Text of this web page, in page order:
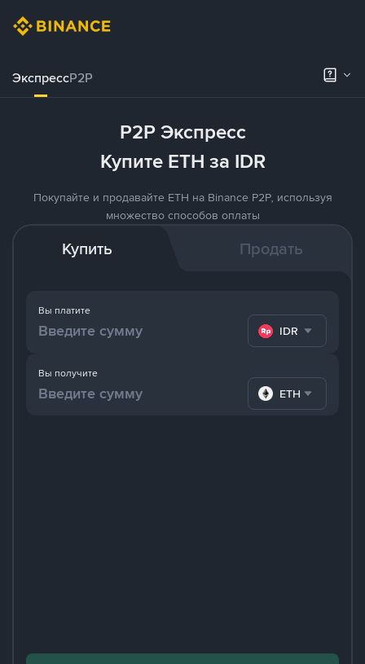
ЭкспрессP2P
P2P Экспресс
Купите ETH за IDR
Покупайте и продавайте ETH на Binance P2P, используя
множество способов оплаты
Купить Продать
Вы платите
IDR
Вы получите
ETH